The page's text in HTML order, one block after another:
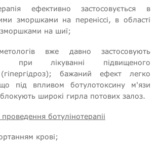
ефективно застосовується в
зморшками на переніссі, в області
на шиї;
вже давно застосовують
при лікуванні підвищеного
(гіпергідроз); бажаний ефект легко
під впливом ботулотоксину м'язи
широкі гирла потових залоз.
ботулінотерапіі
крові;